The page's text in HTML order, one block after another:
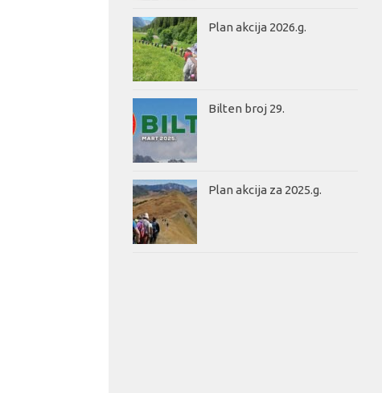
Plan akcija 2026.g.
Bilten broj 29.
Plan akcija za 2025.g.